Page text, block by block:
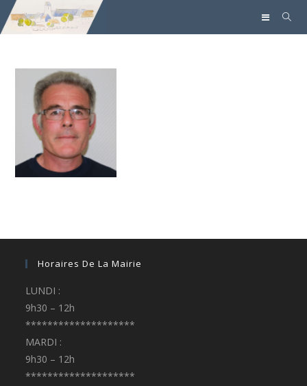
Horaires De La Mairie
LUNDI :
9h30 – 12h
********************
MARDI :
9h30 – 12h
********************